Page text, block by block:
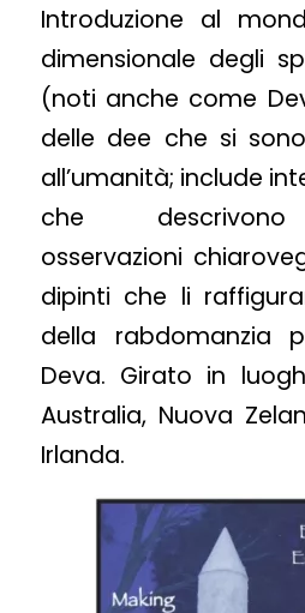
Introduzione al
dimensionale degli
(noti anche come
delle dee che si
all’umanità; include
che
osservazioni
dipinti che li
della rabdomanzia
Deva. Girato in
Australia, Nuova
Irlanda.